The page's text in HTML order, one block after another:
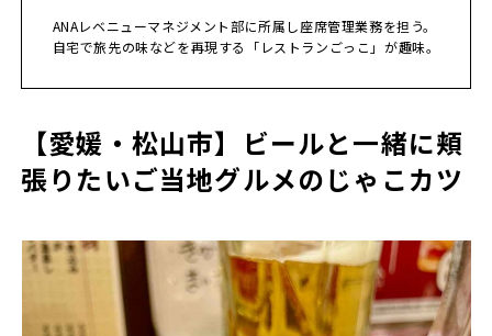
ANAレベニューマネジメント部に所属し座席管理業務を担う。
自宅で旅先の味などを再現する「レストランごっこ」が趣味。
【愛媛・松山市】ビールと一緒に頬
張りたいご当地グルメのじゃこカツ